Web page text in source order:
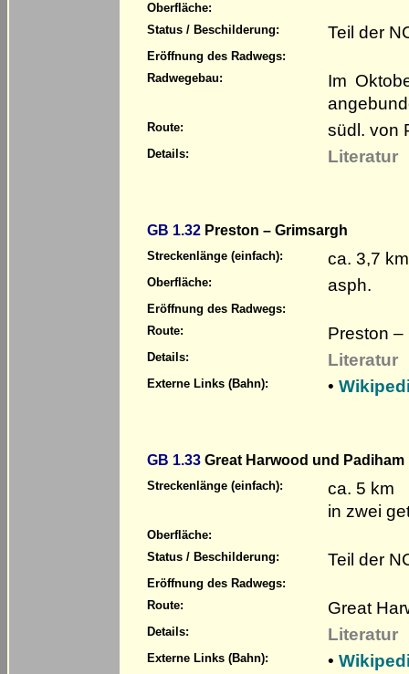
Oberfläche:
Status / Beschilderung:
Teil der
Eröffnung des Radwegs:
Radwegebau:
Im
Route: südl. von
Details: Literatur
GB 1.32 Preston – Grimsargh
Streckenlänge (einfach): ca. 3,7 km
Oberfläche: asph.
Eröffnung des Radwegs:
Route:
Preston –
Details: Literatur
Externe Links (Bahn): •
GB 1.33 Great Harwood und Padiham
Streckenlänge (einfach):
ca. 5 km
in zwei
Oberfläche:
Status / Beschilderung:
Teil der
Eröffnung des Radwegs:
Route:
Great
Details: Literatur
Externe Links (Bahn): •